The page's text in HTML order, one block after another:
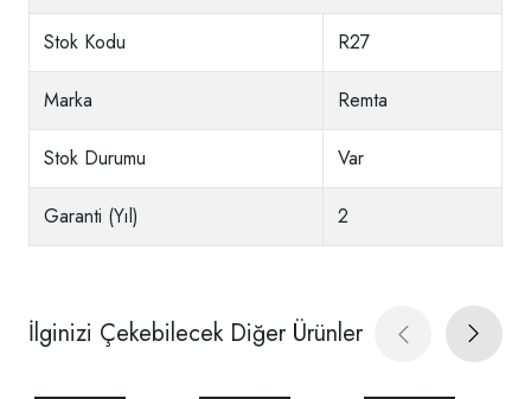
Stok Kodu R27
Marka Remta
Stok Durumu Var
Garanti (Yıl) 2
İlginizi Çekebilecek Diğer Ürünler